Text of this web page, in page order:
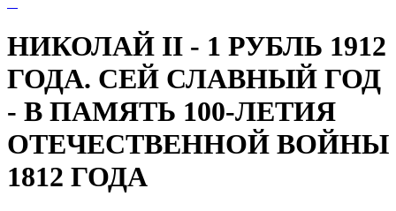
НИКОЛАЙ II - 1 РУБЛЬ 1912
ГОДА. СЕЙ СЛАВНЫЙ ГОД
- В ПАМЯТЬ 100-ЛЕТИЯ
ОТЕЧЕСТВЕННОЙ ВОЙНЫ
1812 ГОДА